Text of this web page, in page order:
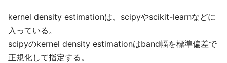
kernel density estimationは、scipyやscikit-learnなどに
入っている。
scipyのkernel density estimationはband幅を標準偏差で
正規化して指定する。